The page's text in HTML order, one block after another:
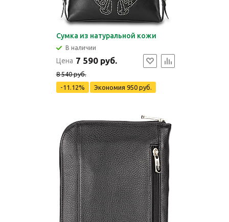
Сумка из натуральной кожи
В наличии
Цена 7 590 руб.
8 540 руб.
-11.12%
Экономия 950 руб.